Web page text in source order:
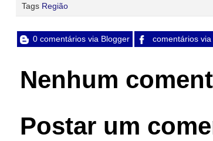
Tags Região
0 comentários via Blogger comentários
Nenhum
Postar um